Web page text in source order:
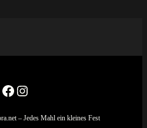
Facebook
Instagram
– Jedes Mahl ein kleines Fest